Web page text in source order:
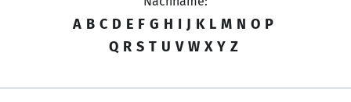
A B C D E F G H I J K L M N O P
Q R S T U V W X Y Z